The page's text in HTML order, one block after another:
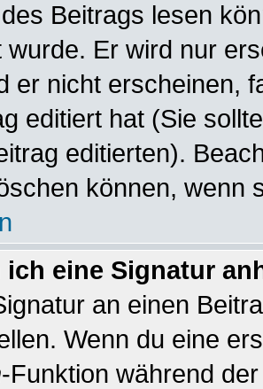
Beitrags lesen
wurde. Er wird nur
er nicht erscheinen,
editiert hat (Sie
editierten).
können, wenn
ich eine Signatur
an einen
Wenn du eine
-Funktion während